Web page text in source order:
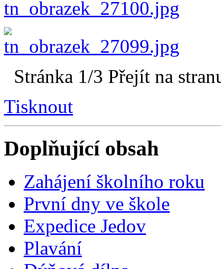
Stránka 1/3 Přejít na
Tisknout
Doplňující obsah
Zahájení školního roku
První dny ve škole
Expedice Jedov
Plavání